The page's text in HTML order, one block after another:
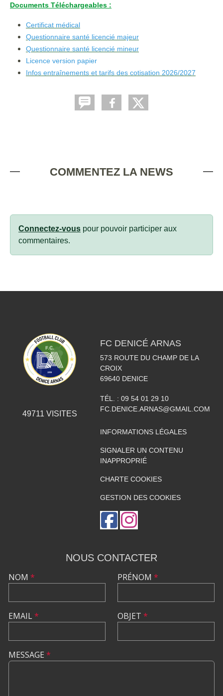
Documents Téléchargeables :
Certificat médical
Questionnaire santé licencié majeur
Questionnaire santé licencié mineur
Licence version papier
Infos entraînements et tarifs des cotisation 2026/2027
COMMENTEZ LA NEWS
Connectez-vous pour pouvoir participer aux
commentaires.
49711 VISITES
FC DENICÉ ARNAS
573 ROUTE DU CHAMP DE LA
CROIX
69640 DENICE
TÉL. : 09 54 01 29 10
FC.DENICE.ARNAS@GMAIL.COM
INFORMATIONS LÉGALES
SIGNALER UN CONTENU
INAPPROPRIÉ
CHARTE COOKIES
GESTION DES COOKIES
NOUS CONTACTER
NOM *
EMAIL*
PRÉNOM *
OBJET *
MESSAGE *